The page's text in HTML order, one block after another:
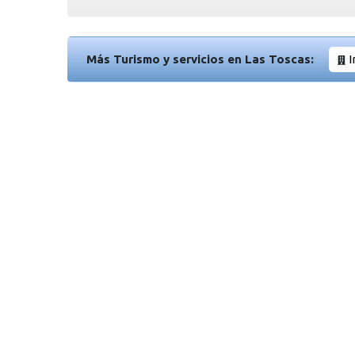
Más Turismo y servicios en Las Toscas: